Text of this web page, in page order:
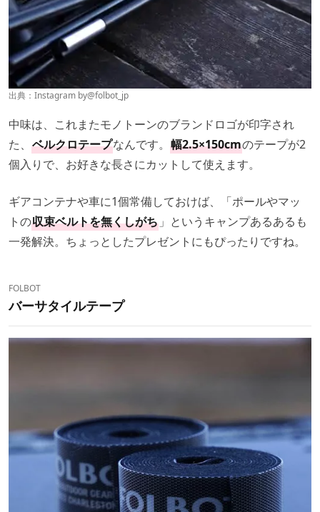
出典：Instagram by@folbot_jp
中味は、これまたモノトーンのブランドロゴが印字され
た、 ベルクロテープなんです。 幅2.5×150cmのテープが2
個入りで、お好きな長さにカットして使えます。
ギアコンテナや車に1個常備しておけば、「ポールやマッ
トの収束ベルトを無くしがち 」というキャンプあるあるも
一発解決。ちょっとしたプレゼントにもぴったりですね。
FOLBOT
バーサタイルテープ